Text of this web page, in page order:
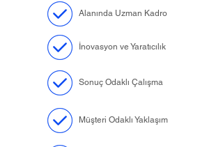
Alanında Uzman Kadro
İnovasyon ve Yaratıcılık
Sonuç Odaklı Çalışma
Müşteri Odaklı Yaklaşım